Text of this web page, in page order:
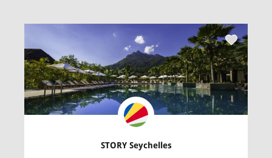
STORY Seychelles